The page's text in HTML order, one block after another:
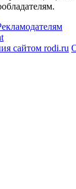
сайтом rodi.ru